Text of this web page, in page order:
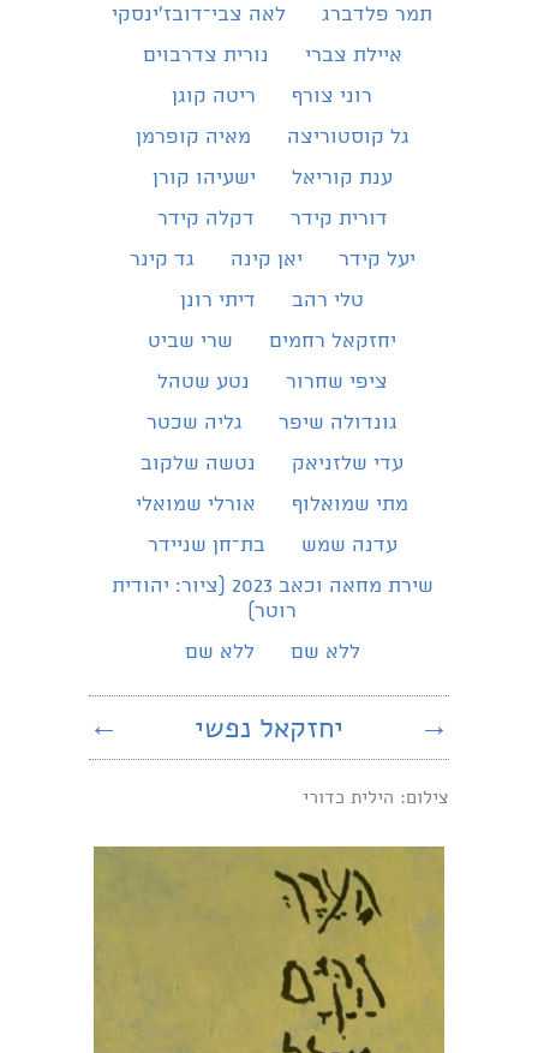
תמר פלדברג
לאה צבי־דובז׳ינסקי
איילת צברי
נורית צדרבוים
רוני צורף
ריטה קוגן
גל קוסטוריצה
מאיה קופרמן
ענת קוריאל
ישעיהו קורן
דורית קידר
דקלה קידר
יעל קידר
יאן קינה
גד קינר
טלי רהב
דיתי רונן
יחזקאל רחמים
שרי שביט
ציפי שחרור
נטע שטהל
גונדולה שיפר
גליה שכטר
עדי שלזניאק
נטשה שלקוב
מתי שמואלוף
אורלי שמואלי
עדנה שמש
בת־חן שניידר
שירת מחאה וכאב 2023 (ציור: יהודית
רוטר)
ללא שם
ללא שם
יחזקאל נפשי ← →
צילום: הילית כדורי